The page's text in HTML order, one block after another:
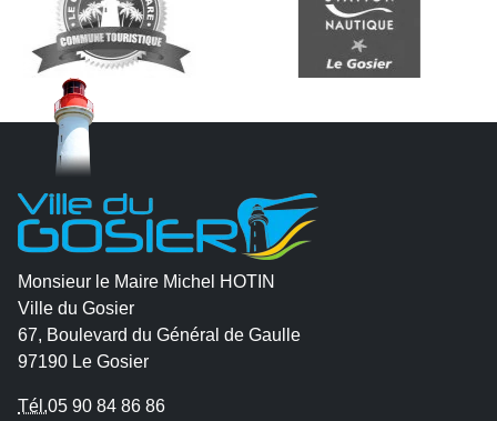
Monsieur le Maire Michel HOTIN
Ville du Gosier
67, Boulevard du Général de Gaulle
97190 Le Gosier
Tél.05 90 84 86 86